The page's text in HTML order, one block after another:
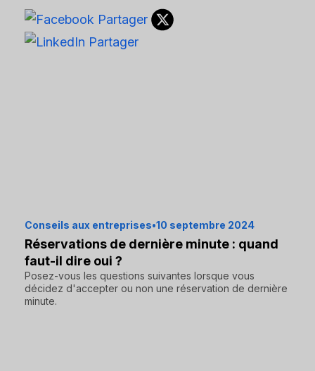
Conseils aux entreprises•10 septembre 2024
Réservations de dernière minute : quand
faut-il dire oui ?
Posez-vous les questions suivantes lorsque vous
décidez d'accepter ou non une réservation de dernière
minute.